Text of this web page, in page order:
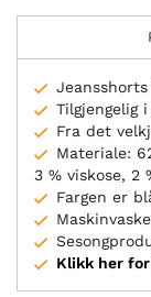
Tilgjengelig
Fra det
Materiale:
3 % viskose, 2
Fargen er
Klikk her